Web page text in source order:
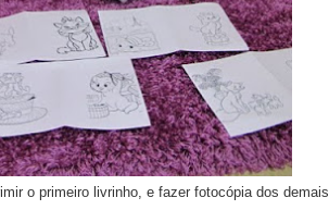
o primeiro livrinho, e fazer fotocópia dos demais.